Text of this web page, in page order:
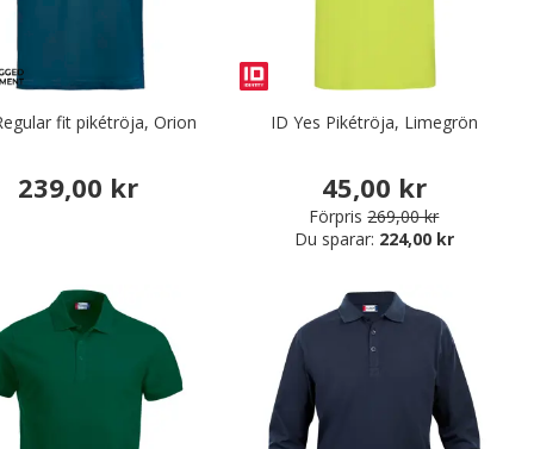
fit pikétröja, Orion
239,00 kr
ID Yes Pikétröja, Limegrön
45,00 kr
Förpris 269,00 kr
Du sparar: 224,00 kr